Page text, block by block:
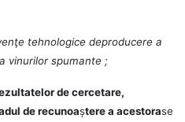
tehnologice deproducere a
vinurilor spumante ;
de cercetare,
de recunoaștere a acestorase